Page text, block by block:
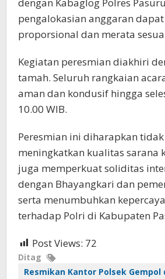
pengalokasian anggaran
proporsional dan merata
Kegiatan peresmian diakhiri
tamah. Seluruh rangkaian
aman dan kondusif hingga
10.00 WIB.
Peresmian ini diharapkan tidak
meningkatkan kualitas sarana
juga memperkuat soliditas
dengan Bhayangkari dan
serta menumbuhkan
terhadap Polri di Kabupaten
Post Views: 72
Ditag
Resmikan Kantor Polsek Gempol